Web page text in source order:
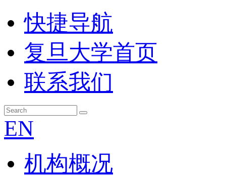
快捷导航
复旦大学首页
联系我们
EN
机构概况